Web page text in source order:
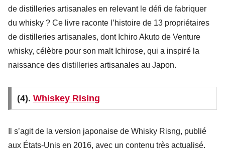
de distilleries artisanales en relevant le défi de fabriquer
du whisky ? Ce livre raconte l’histoire de 13 propriétaires
de distilleries artisanales, dont Ichiro Akuto de Venture
whisky, célèbre pour son malt Ichirose, qui a inspiré la
naissance des distilleries artisanales au Japon.
(4). Whiskey Rising
Il s’agit de la version japonaise de Whisky Risng, publié
aux États-Unis en 2016, avec un contenu très actualisé.